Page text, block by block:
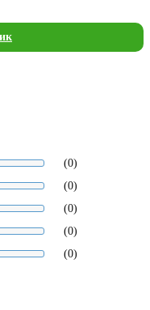
(0)
(0)
(0)
(0)
(0)